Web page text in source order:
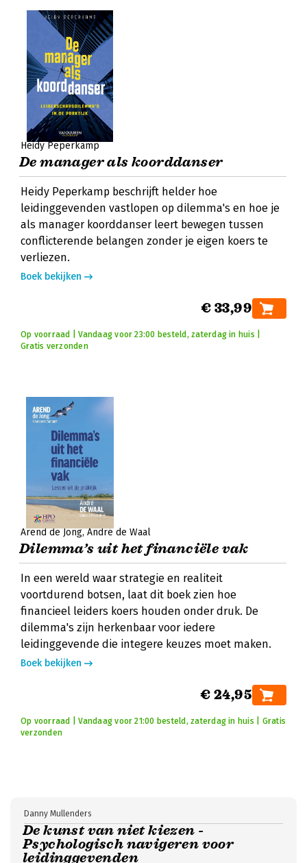
Heidy Peperkamp
De manager als koorddanser
Heidy Peperkamp beschrijft helder hoe
leidinggevenden vastlopen op dilemma's en hoe je
als manager koorddanser leert bewegen tussen
conflicterende belangen zonder je eigen koers te
verliezen.
Boek bekijken
€ 33,99
Op voorraad | Vandaag voor 23:00 besteld, zaterdag in huis |
Gratis verzonden
Arend de Jong André de Waal
Dilemma’s uit het financiële vak
In een wereld waar strategie en realiteit
voortdurend botsen, laat dit boek zien hoe
financieel leiders koers houden onder druk. De
dilemma's zijn herkenbaar voor iedere
leidinggevende die integere keuzes moet maken.
Boek bekijken
€ 24,95
Op voorraad | Vandaag voor 21:00 besteld, zaterdag in huis | Gratis
verzonden
De kunst van niet kiezen -
Psychologisch navigeren voor
leidinggevenden
Danny Mullenders